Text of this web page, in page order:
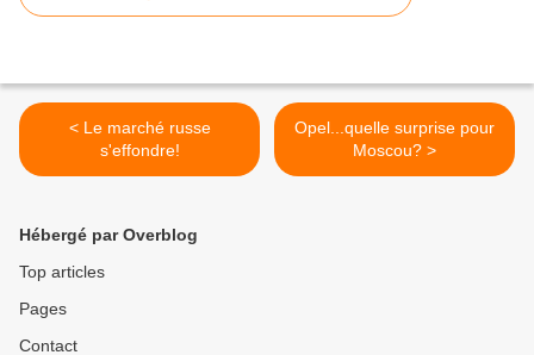
< Le marché russe
s'effondre!
Opel...quelle surprise pour
Moscou? >
Hébergé par Overblog
Top articles
Pages
Contact